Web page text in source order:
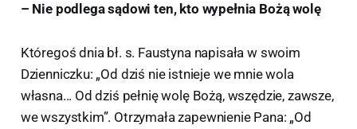
– Nie podlega sądowi ten, kto wypełnia Bożą wolę
Któregoś dnia bł. s. Faustyna napisała w swoim
Dzienniczku: „Od dziś nie istnieje we mnie wola
własna... Od dziś pełnię wolę Bożą, wszędzie, zawsze,
we wszystkim”. Otrzymała zapewnienie Pana: „Od